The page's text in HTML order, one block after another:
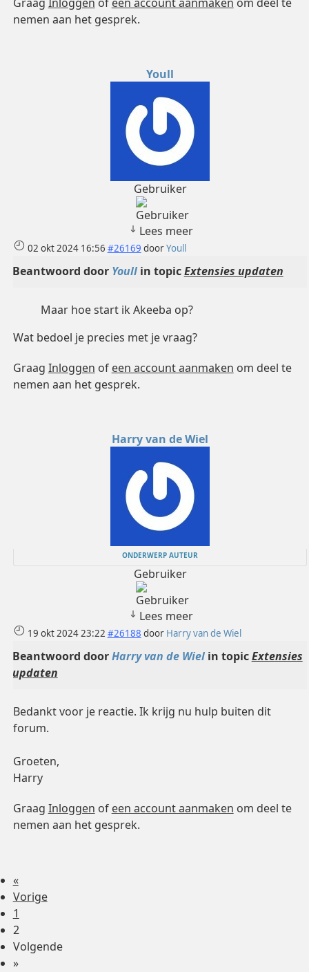
nemen aan het gesprek.
Youll
Gebruiker
Lees meer
02 okt 2024 16:56 #26169 doorYoull
Beantwoord door Youllin topicExtensies updaten
Maar hoe start ik Akeeba op?
Wat bedoel je precies met je vraag?
Graag Inloggen of een account aanmaken om deel te
nemen aan het gesprek.
Harry van de Wiel
ONDERWERP AUTEUR
Gebruiker
Lees meer
19 okt 2024 23:22 #26188 door Harry van de Wiel
Beantwoord doorHarry van de Wiel in topicExtensies
updaten
Bedankt voor je reactie. Ik krijg nu hulp buiten dit
forum.
Groeten,
Harry
Graag Inloggen of een account aanmaken om deel te
nemen aan het gesprek.
«
Vorige
1
2
Volgende
»